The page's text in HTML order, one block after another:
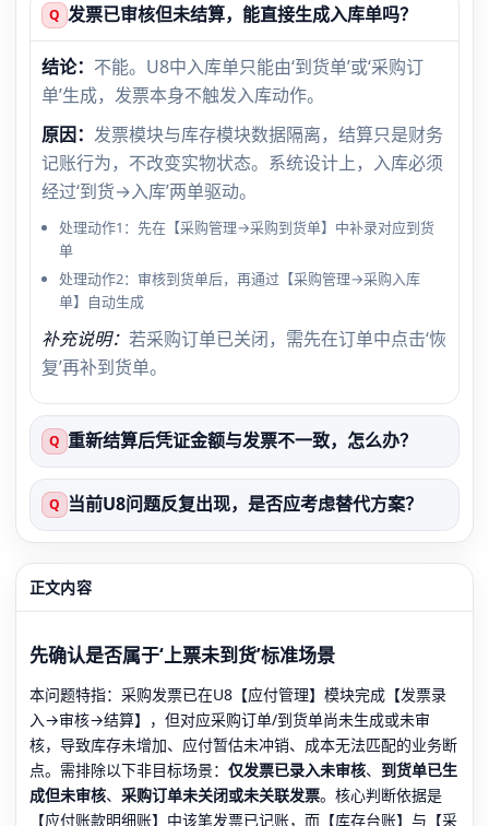
Q 发票已审核但未结算，能直接生成入库单吗？
结论： 不能。U8中入库单只能由‘到货单’或‘采购订
单’生成，发票本身不触发入库动作。
原因： 发票模块与库存模块数据隔离，结算只是财务
记账行为，不改变实物状态。系统设计上，入库必须
经过‘到货→入库’两单驱动。
处理动作1：先在【采购管理→采购到货单】中补录对应到货
单
处理动作2：审核到货单后，再通过【采购管理→采购入库
单】自动生成
补充说明： 若采购订单已关闭，需先在订单中点击‘恢
复’再补到货单。
Q 重新结算后凭证金额与发票不一致，怎么办？
Q 当前U8问题反复出现，是否应考虑替代方案？
正文内容
先确认是否属于‘上票未到货’标准场景
本问题特指：采购发票已在U8【应付管理】模块完成【发票录
入→审核→结算】，但对应采购订单/到货单尚未生成或未审
核，导致库存未增加、应付暂估未冲销、成本无法匹配的业务断
点。需排除以下非目标场景： 仅发票已录入未审核、 到货单已生
成但未审核、 采购订单未关闭或未关联发票。核心判断依据是
【应付账款明细账】中该笔发票已记账，而【库存台账】与【采